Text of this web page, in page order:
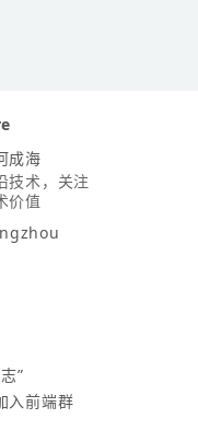
成海
技术，关注
价值
”
入前端群